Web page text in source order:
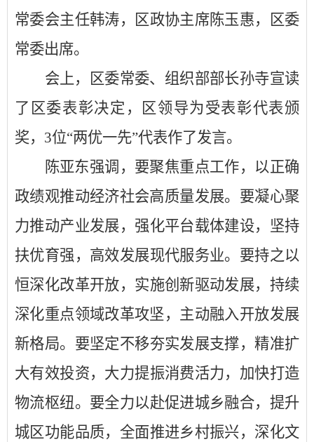
常委会主任韩涛， 区政协主席陈玉惠， 区委
常委出席。
会上，
区委常委、组织部部长孙寺宣读
了 区委表彰决定， 区领导为受表彰代表颁
奖， 3位“两优一先”代表作了发言。
陈亚东强调，要聚焦重点工作，以正确
政绩观推动经济社会高质量发展。 要凝心聚
力推动产业发展， 强化平台载体建设， 坚持
扶优育强 ， 高效发展现代服务业。 要持之以
恒深化改革开放， 实施创新驱动发展， 持续
深化重点领域改革攻坚， 主动融入开放发展
新格局。 要坚定不移夯实发展支撑，精准扩
大有效投资， 大力提振消费活力， 加快打造
物流枢纽。 要全力以赴促进城乡融合， 提升
城区功能品质， 全面推进乡村振兴， 深化文